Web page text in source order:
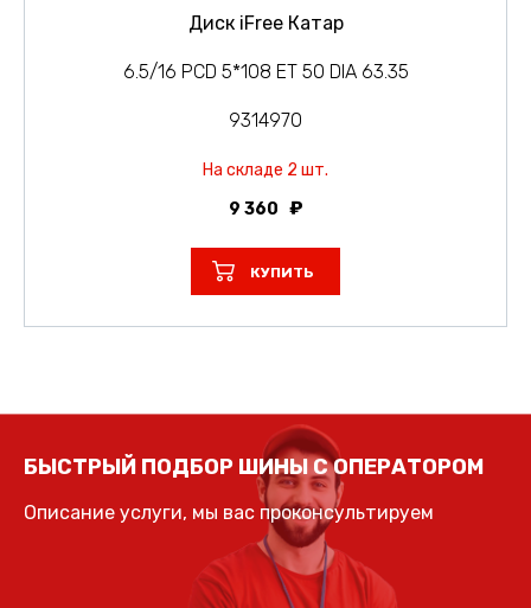
Диск iFree Катар
6.5/16 PCD 5*108 ET 50 DIA 63.35
9314970
На складе 2 шт.
9 360
КУПИТЬ
БЫСТРЫЙ ПОДБОР ШИНЫ С ОПЕРАТОРОМ
Описание услуги, мы вас проконсультируем